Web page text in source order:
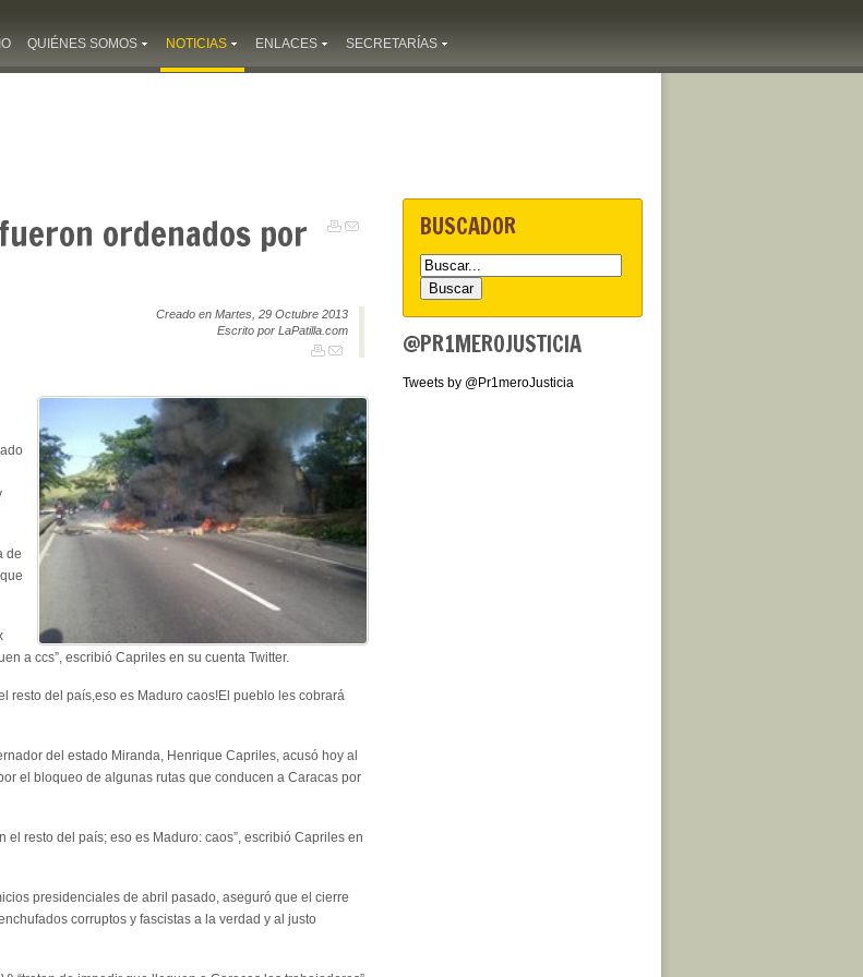
QUIÉNES SOMOS NOTICIAS ENLACES SECRETARÍAS
ordenados por
Creado en Martes, 29 Octubre 2013
Escrito por LaPatilla.com
de
a ccs”, escribió Capriles en su cuenta Twitter.
resto del país,eso es Maduro caos!El pueblo les cobrará
del estado Miranda, Henrique Capriles, acusó hoy al
el bloqueo de algunas rutas que conducen a Caracas por
resto del país; eso es Maduro: caos”, escribió Capriles en
presidenciales de abril pasado, aseguró que el cierre
corruptos y fascistas a la verdad y al justo
BUSCADOR
@PR1MEROJUSTICIA
Tweets by @Pr1meroJusticia